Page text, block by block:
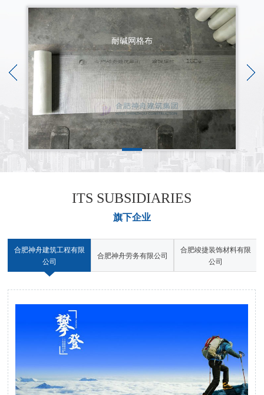
耐碱网格布
ITS SUBSIDIARIES
旗下企业
合肥神舟建筑工程有限
公司
合肥神舟劳务有限公司
合肥竣捷装饰材料有限
公司